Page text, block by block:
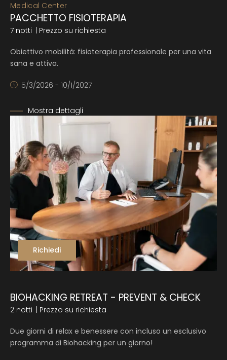
Medical Center
PACCHETTO FISIOTERAPIA
7 notti | Prezzo su richiesta
Obiettivo mobilità: fisioterapia professionale per una vita
sana e attiva.
5/3/2026 - 10/1/2027
Mostra dettagli
Richiedi
BIOHACKING RETREAT - PREVENT & CHECK
2 notti | Prezzo su richiesta
Due giorni di relax e benessere con incluso un esclusivo
programma di Biohacking per un giorno!